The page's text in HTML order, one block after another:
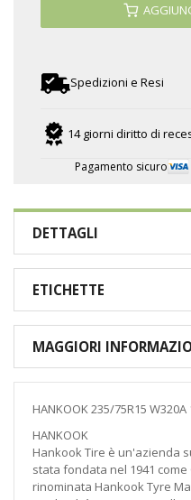
Spedizioni e Resi
14 giorni diritto di
Pagamento sicuro
DETTAGLI
ETICHETTE
MAGGIORI
HANKOOK 235/75R15 W320A
HANKOOK
Hankook Tire è un'azienda
stata fondata nel 1941
rinominata Hankook Tyre